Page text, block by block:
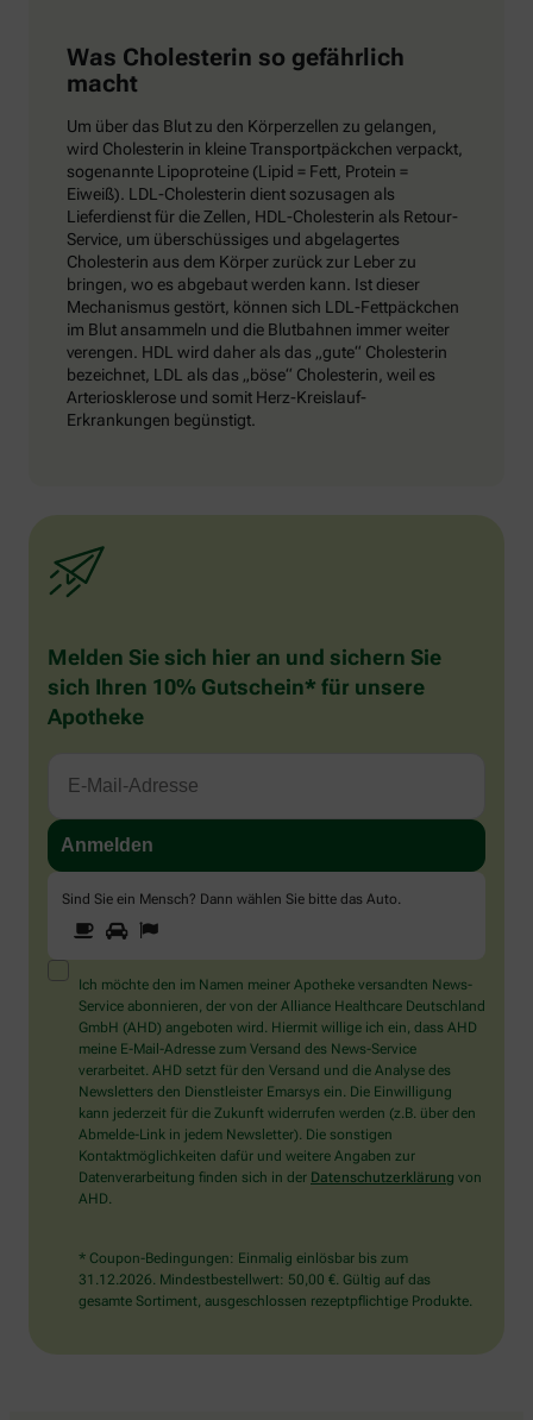
Was Cholesterin so gefährlich
macht
Um über das Blut zu den Körperzellen zu gelangen,
wird Cholesterin in kleine Transportpäckchen verpackt,
sogenannte Lipoproteine (Lipid = Fett, Protein =
Eiweiß). LDL-Cholesterin dient sozusagen als
Lieferdienst für die Zellen, HDL-Cholesterin als Retour-
Service, um überschüssiges und abgelagertes
Cholesterin aus dem Körper zurück zur Leber zu
bringen, wo es abgebaut werden kann. Ist dieser
Mechanismus gestört, können sich LDL-Fettpäckchen
im Blut ansammeln und die Blutbahnen immer weiter
verengen. HDL wird daher als das „gute“ Cholesterin
bezeichnet, LDL als das „böse“ Cholesterin, weil es
Arteriosklerose und somit Herz-Kreislauf-
Erkrankungen begünstigt.
Melden Sie sich hier an und sichern Sie
sich Ihren 10% Gutschein* für unsere
Apotheke
Sind Sie ein Mensch? Dann wählen Sie bitte das Auto.
Sind
Sie
ein
Mensch?
Dann
wählen
Sie
bitte
das
Auto.
1 2
Ich möchte den im Namen meiner Apotheke versandten News-
Service abonnieren, der von der Alliance Healthcare Deutschland
GmbH (AHD) angeboten wird. Hiermit willige ich ein, dass AHD
meine E-Mail-Adresse zum Versand des News-Service
verarbeitet. AHD setzt für den Versand und die Analyse des
Newsletters den Dienstleister Emarsys ein. Die Einwilligung
kann jederzeit für die Zukunft widerrufen werden (z.B. über den
Abmelde-Link in jedem Newsletter). Die sonstigen
Kontaktmöglichkeiten dafür und weitere Angaben zur
Datenverarbeitung finden sich in der Datenschutzerklärung von
AHD.
* Coupon-Bedingungen: Einmalig einlösbar bis zum
31.12.2026. Mindestbestellwert: 50,00 €. Gültig auf das
gesamte Sortiment, ausgeschlossen rezeptpflichtige Produkte.